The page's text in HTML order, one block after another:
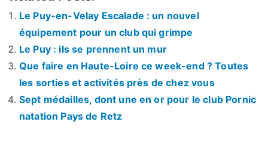
Le Puy-en-Velay Escalade : un nouvel
équipement pour un club qui grimpe
Le Puy : ils se prennent un mur
Que faire en Haute-Loire ce week-end ? Toutes
les sorties et activités près de chez vous
Sept médailles, dont une en or pour le club Pornic
natation Pays de Retz